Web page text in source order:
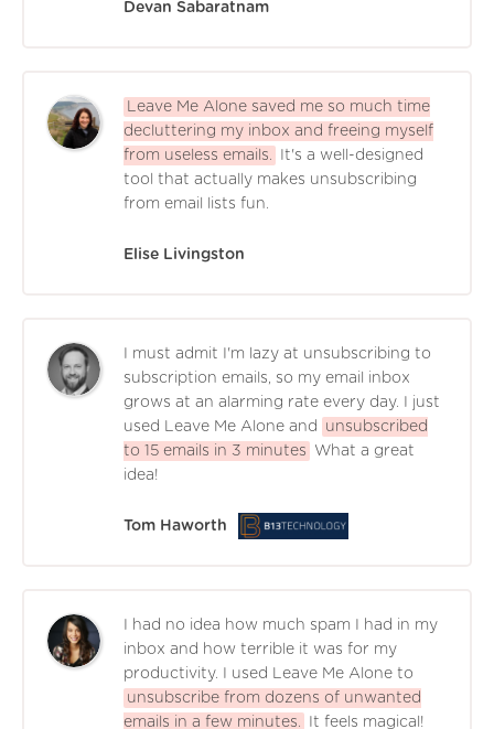
Devan Sabaratnam
Leave Me Alone saved me so much time
decluttering my inbox and freeing myself
from useless emails.
It's a well-designed
tool that actually makes unsubscribing
from email lists fun.
Elise Livingston
I must admit I'm lazy at unsubscribing to
subscription emails, so my email inbox
grows at an alarming rate every day. I just
used Leave Me Alone and
unsubscribed
to 15 emails in 3 minutes
What a great
idea!
Tom Haworth
I had no idea how much spam I had in my
inbox and how terrible it was for my
productivity. I used Leave Me Alone to
unsubscribe from dozens of unwanted
emails in a few minutes.
It feels magical!